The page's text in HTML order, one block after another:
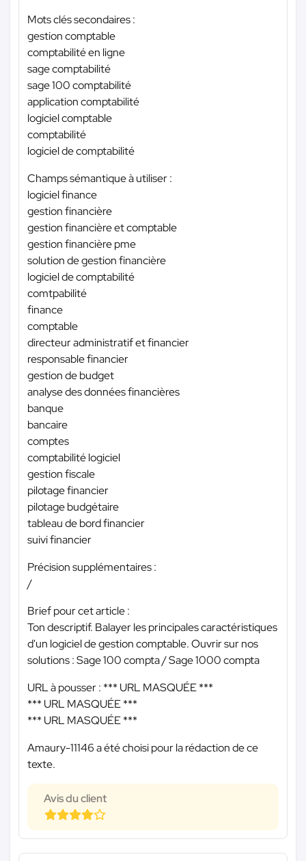
Mots clés secondaires :
gestion comptable
comptabilité en ligne
sage comptabilité
sage 100 comptabilité
application comptabilité
logiciel comptable
comptabilité
logiciel de comptabilité
Champs sémantique à utiliser :
logiciel finance
gestion financière
gestion financière et comptable
gestion financière pme
solution de gestion financière
logiciel de comptabilité
comtpabilité
finance
comptable
directeur administratif et financier
responsable financier
gestion de budget
analyse des données financières
banque
bancaire
comptes
comptabilité logiciel
gestion fiscale
pilotage financier
pilotage budgétaire
tableau de bord financier
suivi financier
Précision supplémentaires :
/
Brief pour cet article :
Ton descriptif. Balayer les principales caractéristiques
d'un logiciel de gestion comptable. Ouvrir sur nos
solutions : Sage 100 compta / Sage 1000 compta
URL à pousser : *** URL MASQUÉE ***
*** URL MASQUÉE ***
*** URL MASQUÉE ***
Amaury-11146 a été choisi pour la rédaction de ce
texte.
Avis du client